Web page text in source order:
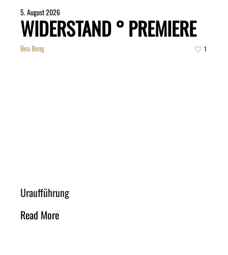
5. August 2026
WIDERSTAND ° PREMIERE
Bea Beng 1
Uraufführung
Read More